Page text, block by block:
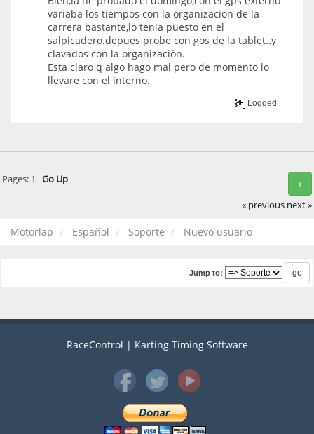
variaba los tiempos con la organizacion de la
carrera bastante,lo tenia puesto en el
salpicadero.depues probe con gos de la tablet..y
clavados con la organización.
Esta claro q algo hago mal pero de momento lo
llevare con el interno.
Logged
+
Pages: 1 Go Up
« previous next »
Motorlap Español Soporte Nuevo usuario
Jump to:
RaceControl | Karting Timing Software